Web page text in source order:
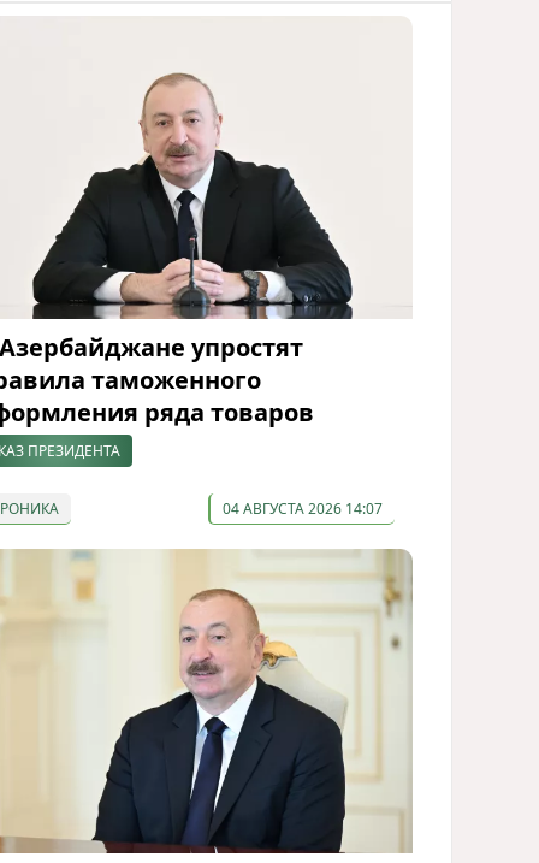
упростят
таможенного
ряда товаров
ПРЕЗИДЕНТА
04 АВГУСТА 2026 14:07